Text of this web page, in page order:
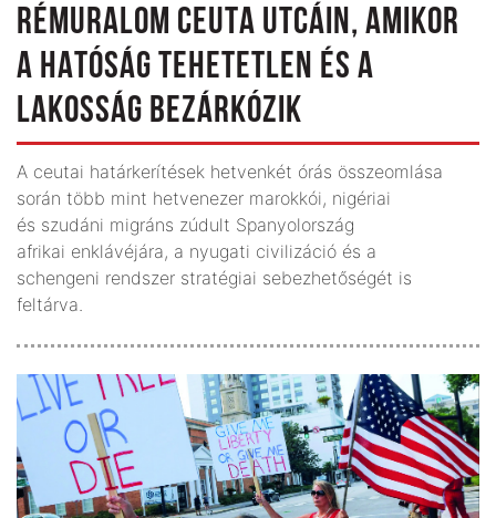
RÉMURALOM CEUTA UTCÁIN, AMIKOR
A HATÓSÁG TEHETETLEN ÉS A
LAKOSSÁG BEZÁRKÓZIK
A ceutai határkerítések hetvenkét órás összeomlása
során több mint hetvenezer marokkói, nigériai
és szudáni migráns zúdult Spanyolország
afrikai enklávéjára, a nyugati civilizáció és a
schengeni rendszer stratégiai sebezhetőségét is
feltárva.